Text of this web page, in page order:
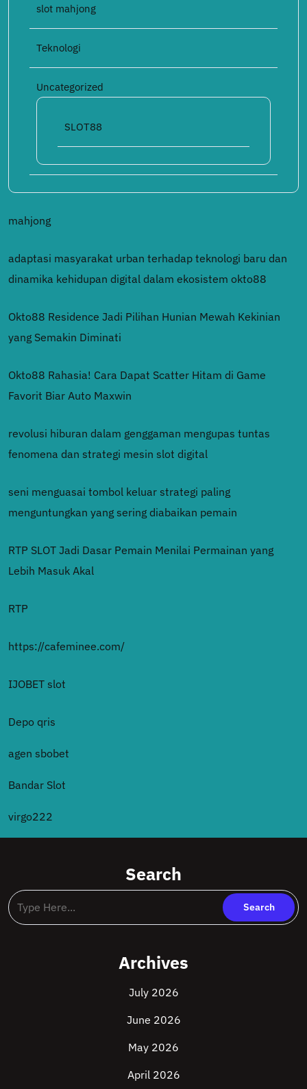
slot mahjong
Teknologi
Uncategorized
SLOT88
mahjong
adaptasi masyarakat urban terhadap teknologi baru dan
dinamika kehidupan digital dalam ekosistem okto88
Okto88 Residence Jadi Pilihan Hunian Mewah Kekinian
yang Semakin Diminati
Okto88 Rahasia! Cara Dapat Scatter Hitam di Game
Favorit Biar Auto Maxwin
revolusi hiburan dalam genggaman mengupas tuntas
fenomena dan strategi mesin slot digital
seni menguasai tombol keluar strategi paling
menguntungkan yang sering diabaikan pemain
RTP SLOT Jadi Dasar Pemain Menilai Permainan yang
Lebih Masuk Akal
RTP
https://cafeminee.com/
IJOBET slot
Depo qris
agen sbobet
Bandar Slot
virgo222
Search
Archives
July 2026
June 2026
May 2026
April 2026